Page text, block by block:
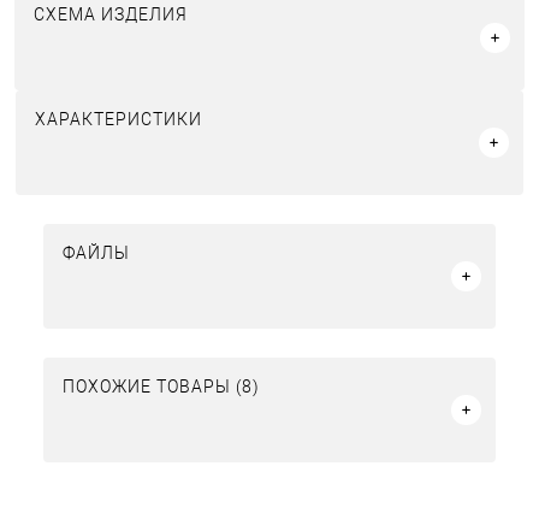
СХЕМА ИЗДЕЛИЯ
ХАРАКТЕРИСТИКИ
ФАЙЛЫ
ПОХОЖИЕ ТОВАРЫ (8)